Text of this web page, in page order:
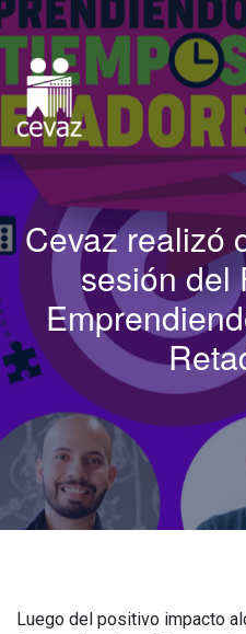
Cevaz realizó
sesión del
Luego del positivo impacto